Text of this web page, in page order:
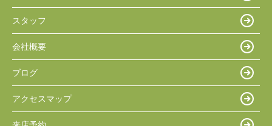
スタッフ
会社概要
ブログ
アクセスマップ